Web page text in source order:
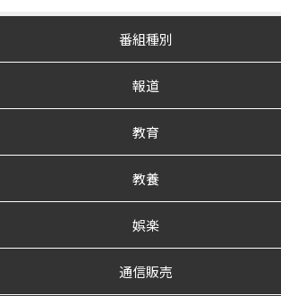
番組種別
報道
教育
教養
娯楽
通信販売